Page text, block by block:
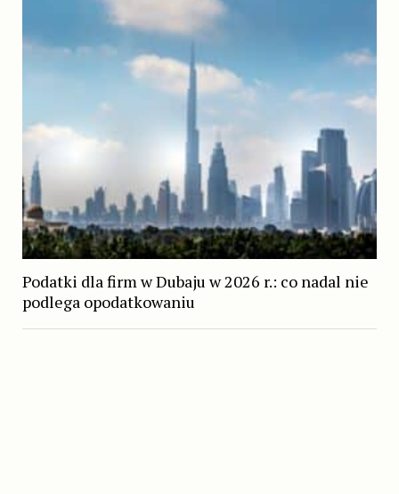
Podatki dla firm w Dubaju w 2026 r.: co nadal nie
podlega opodatkowaniu